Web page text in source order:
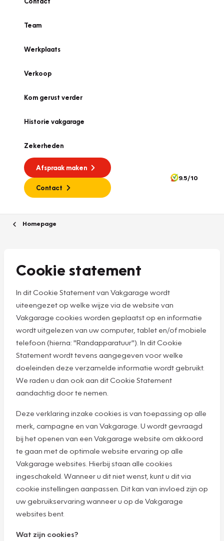
Team
Werkplaats
Verkoop
Kom gerust verder
Historie vakgarage
Zekerheden
Afspraak maken
Contact
9.5/10
Homepage
Cookie statement
In dit Cookie Statement van Vakgarage wordt
uiteengezet op welke wijze via de website van
Vakgarage cookies worden geplaatst op en informatie
wordt uitgelezen van uw computer, tablet en/of mobiele
telefoon (hierna: "Randapparatuur"). In dit Cookie
Statement wordt tevens aangegeven voor welke
doeleinden deze verzamelde informatie wordt gebruikt.
We raden u dan ook aan dit Cookie Statement
aandachtig door te nemen.
Deze verklaring inzake cookies is van toepassing op alle
merk, campagne en van Vakgarage. U wordt gevraagd
bij het openen van een Vakgarage website om akkoord
te gaan met de optimale website ervaring op alle
Vakgarage websites. Hierbij staan alle cookies
ingeschakeld. Wanneer u dit niet wenst, kunt u dit via
cookie instellingen aanpassen. Dit kan van invloed zijn op
uw gebruikservaring wanneer u op de Vakgarage
websites bent.
Wat zijn cookies?